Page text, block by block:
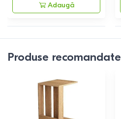
Adaugă
Produse recomandate